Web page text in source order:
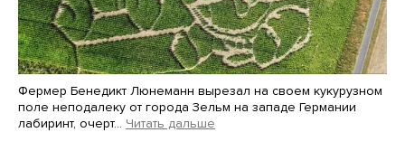
Фермер Бенедикт Люнеманн вырезал на своем кукурузном
поле неподалеку от города Зельм на западе Германии
лабиринт, очерт… Читать дальше